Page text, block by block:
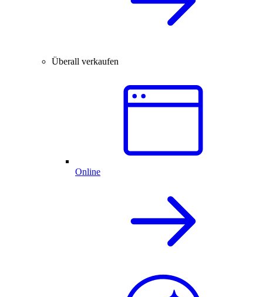
Überall verkaufen
Online